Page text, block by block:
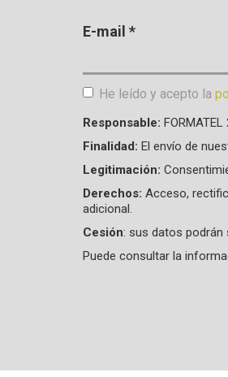
E-mail *
He leído y acepto la
Aceptación de
Responsable: FORMATEL
Finalidad: El envío de
Legitimación:
Derechos: Acceso,
adicional.
Cesión: sus datos podrán
Puede consultar la